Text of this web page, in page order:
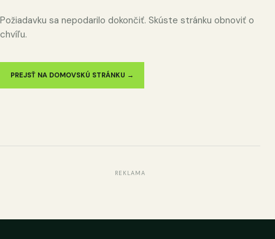
Požiadavku sa nepodarilo dokončiť. Skúste stránku obnoviť o
chvíľu.
PREJSŤ NA DOMOVSKÚ STRÁNKU →
REKLAMA